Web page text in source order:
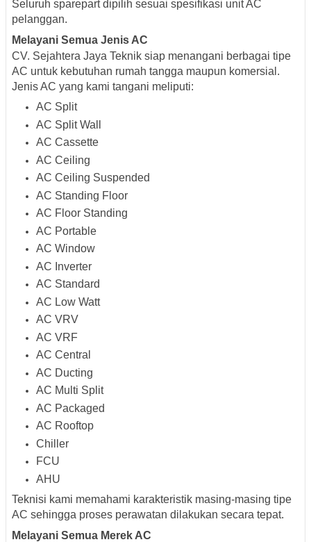
Seluruh sparepart dipilih sesuai spesifikasi unit AC
pelanggan.
Melayani Semua Jenis AC
CV. Sejahtera Jaya Teknik siap menangani berbagai tipe
AC untuk kebutuhan rumah tangga maupun komersial.
Jenis AC yang kami tangani meliputi:
AC Split
AC Split Wall
AC Cassette
AC Ceiling
AC Ceiling Suspended
AC Standing Floor
AC Floor Standing
AC Portable
AC Window
AC Inverter
AC Standard
AC Low Watt
AC VRV
AC VRF
AC Central
AC Ducting
AC Multi Split
AC Packaged
AC Rooftop
Chiller
FCU
AHU
Teknisi kami memahami karakteristik masing-masing tipe
AC sehingga proses perawatan dilakukan secara tepat.
Melayani Semua Merek AC